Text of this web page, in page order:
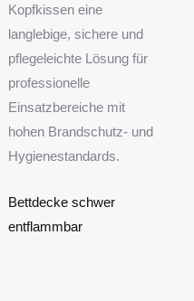
Kopfkissen eine
langlebige, sichere und
pflegeleichte Lösung für
professionelle
Einsatzbereiche mit
hohen Brandschutz- und
Hygienestandards.
Bettdecke schwer
entflammbar